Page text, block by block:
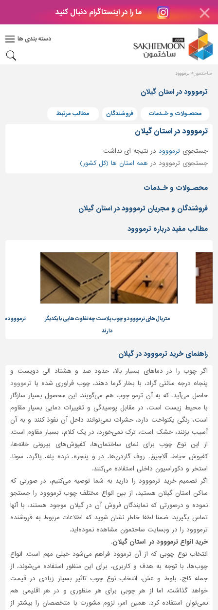
ما را در اینستاگرام دنبال کنید
دسته بندی ها
دکوراسیون
بتن
های
بتنی
و
پنجره
ساختمانی
نرده
و
حفاظ
کفپوش
سنگ
سرویس
بهداشتی
ابزار،یراق
ماشین
برقی،روشنایی،ایمنی
محوطه
سازی
و
نما
ساخت
و
ساز
تاسیسات
ساختمان
شهرسازی،
ترافیک
سازه
سایر
ساختمون ترمووود
ترمووود در استان گیلان
محصـولات و خـدمات فروشندگان مطالب مرتبط
ترمووود در استان گیلان
جستجویترمووود درنتیجه ای نداشت
جستجوی ترمووود در همه استان ها (کل کشور)
محصـولات و خـدمات
فروشندگان و مجریان ترمووود در استان گیلان
مطالب مفید درباره ترمووود
متریال های ترمووود و چوب پلاست چه تفاوت هایی با یکدیگر
دارند
ترمووود
راهنمای خرید ترمووود در گیلان
اگر چوب را در دماهای بسیار بالا، حدود صد و هشتاد الی دویست و
پنجاه درجه سانتی گراد، با بخار گرما دهند، چوب فراوری شده یا ترمووود
حاصل می‌آید، که به آن ترمو چوب هم می‌گویند. این محصول بسیار سازگار
با محیط زیست است، در مقابل پوسیدگی و تغییرات دمایی بسیار مقاوم
است، رنگی یکنواخت دارد، حشرات نمی‌توانند داخل آن نفوذ کنند و به آن
آسیب بزنند، خشک است، ترک نمی‌خورد، در یک کلام، بسیار مقاوم است.
از این نوع چوب برای نمای ساختمان‌ها، کفپوش‌های بیرونی خانه‌ها،
کفپوش حیاط، آلاچیق، روف گاردن‌ها، در و پنجره، نرده پله، پاگرد، سونا،
استخر و دکوراسیون داخلی استفاده می‌کنند.
اگر تصمیم خرید ترمووود را دارید به شما توصیه می‌کنیم، در صورتی که
ساکن استان گیلان هستید، از بین انواع مختلف چوب ترمووود را جستجو
نموده و درصورتی‌ که نمایندگان فروش آن در گیلان موجود هستند، با آنها
تماس بگیرید. ضمنا لطفا خاطر نشان شوید که اطلاعات مربوط به فروشنده
ترمووود را در وبسایت ساختمون مشاهده نموده‌اید.
خرید انواع ترمووود در استان گیلان.
انتخاب نوع چوبی که از آن ترموود فراهم می‌شود خیلی مهم است. انواع
چو‌ب‌ها، با توجه به هدف و کاربری، برای این منظور استفاده می‌شوند، از
جمله کاج، بلوط و عش. انتخاب نوع چوب تاثیر بسیار زیادی در قیمت
خواهد گذاشت. اما از هر چوبی برای هر منظوری و در هر اقلیمی هم
نمی‌توان استفاده کرد. همین امر، لزوم مشورت با متخصصان را بیشتر از